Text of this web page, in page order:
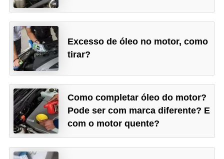
Excesso de óleo no motor, como
tirar?
Como completar óleo do motor?
Pode ser com marca diferente? E
com o motor quente?